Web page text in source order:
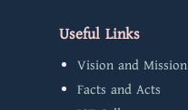
Useful Links
Vision and Mission
Facts and Acts